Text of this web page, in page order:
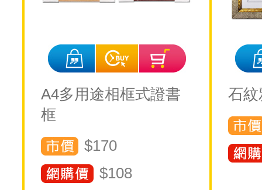
A4多用途相框式證書
框
$170
$108
石